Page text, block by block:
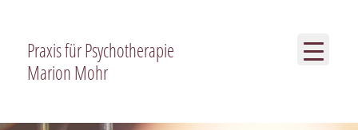
Praxis für Psychotherapie
Marion Mohr